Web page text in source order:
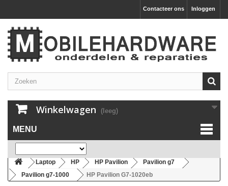
Inloggen
Contacteer ons
Winkelwagen (leeg)
MENU
Laptop HP HP Pavilion
Pavilion g7
Pavilion g7-1000
HP Pavilion G7-1020eb